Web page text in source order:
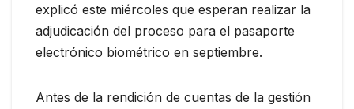
explicó este miércoles que esperan realizar la
adjudicación del proceso para el pasaporte
electrónico biométrico en septiembre.
Antes de la rendición de cuentas de la gestión